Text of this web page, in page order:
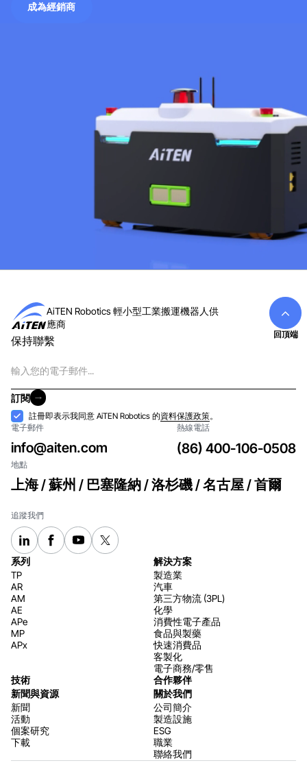
成為經銷商
AiTEN Robotics 輕小型工業搬運機器人供
應商
保持聯繫
子
郵
件
訂閱
訂閱
接
納
註冊即表示我同意 AiTEN Robotics 的資料保護政策。
電子郵件
info@aiten.com
熱線電話
(86) 400-106-0508
地點
上海 / 蘇州 / 巴塞隆納 / 洛杉磯 / 名古屋 / 首爾
追蹤我們
系列
TP
AR
AM
AE
APe
MP
APx
解決方案
製造業
汽車
第三方物流 (3PL)
化學
消費性電子產品
食品與製藥
快速消費品
客製化
電子商務/零售
技術
合作夥伴
新聞與資源
新聞
活動
個案研究
下載
關於我們
公司簡介
製造設施
ESG
職業
聯絡我們
回頂端